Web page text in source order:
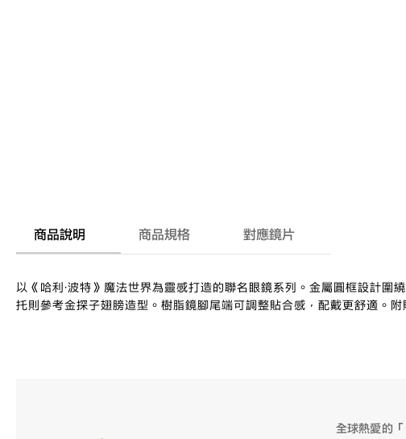
商品說明 商品規格 對應鏡片
以《哈利·波特》魔法世界為靈感打造的聯名眼鏡系列。金屬圓框設計
托則參考金探子翅膀造型。樹脂鏡腳尾端可調整貼合感，配戴更舒適。
全球熱愛的